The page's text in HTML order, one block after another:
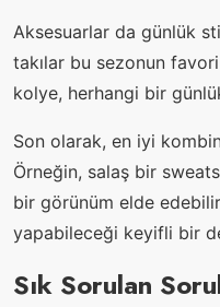
Aksesuarlar da günlük
takılar bu sezonun favori
kolye, herhangi bir
Son olarak, en iyi
Örneğin, salaş bir
bir görünüm elde
yapabileceği keyifli bir
Sık Sorulan